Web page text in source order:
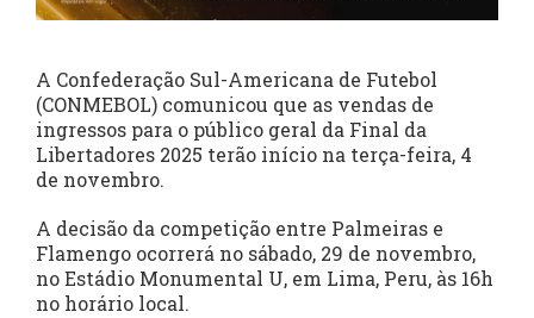
A Confederação Sul-Americana de Futebol
(CONMEBOL) comunicou que as vendas de
ingressos para o público geral da Final da
Libertadores 2025 terão início na terça-feira, 4
de novembro.
A decisão da competição entre Palmeiras e
Flamengo ocorrerá no sábado, 29 de novembro,
no Estádio Monumental U, em Lima, Peru, às 16h
no horário local.